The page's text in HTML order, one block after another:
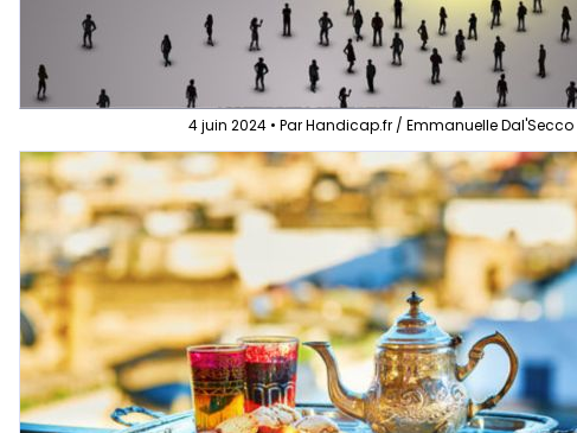
4 juin 2024 • Par Handicap.fr / Emmanuelle Dal'Secco